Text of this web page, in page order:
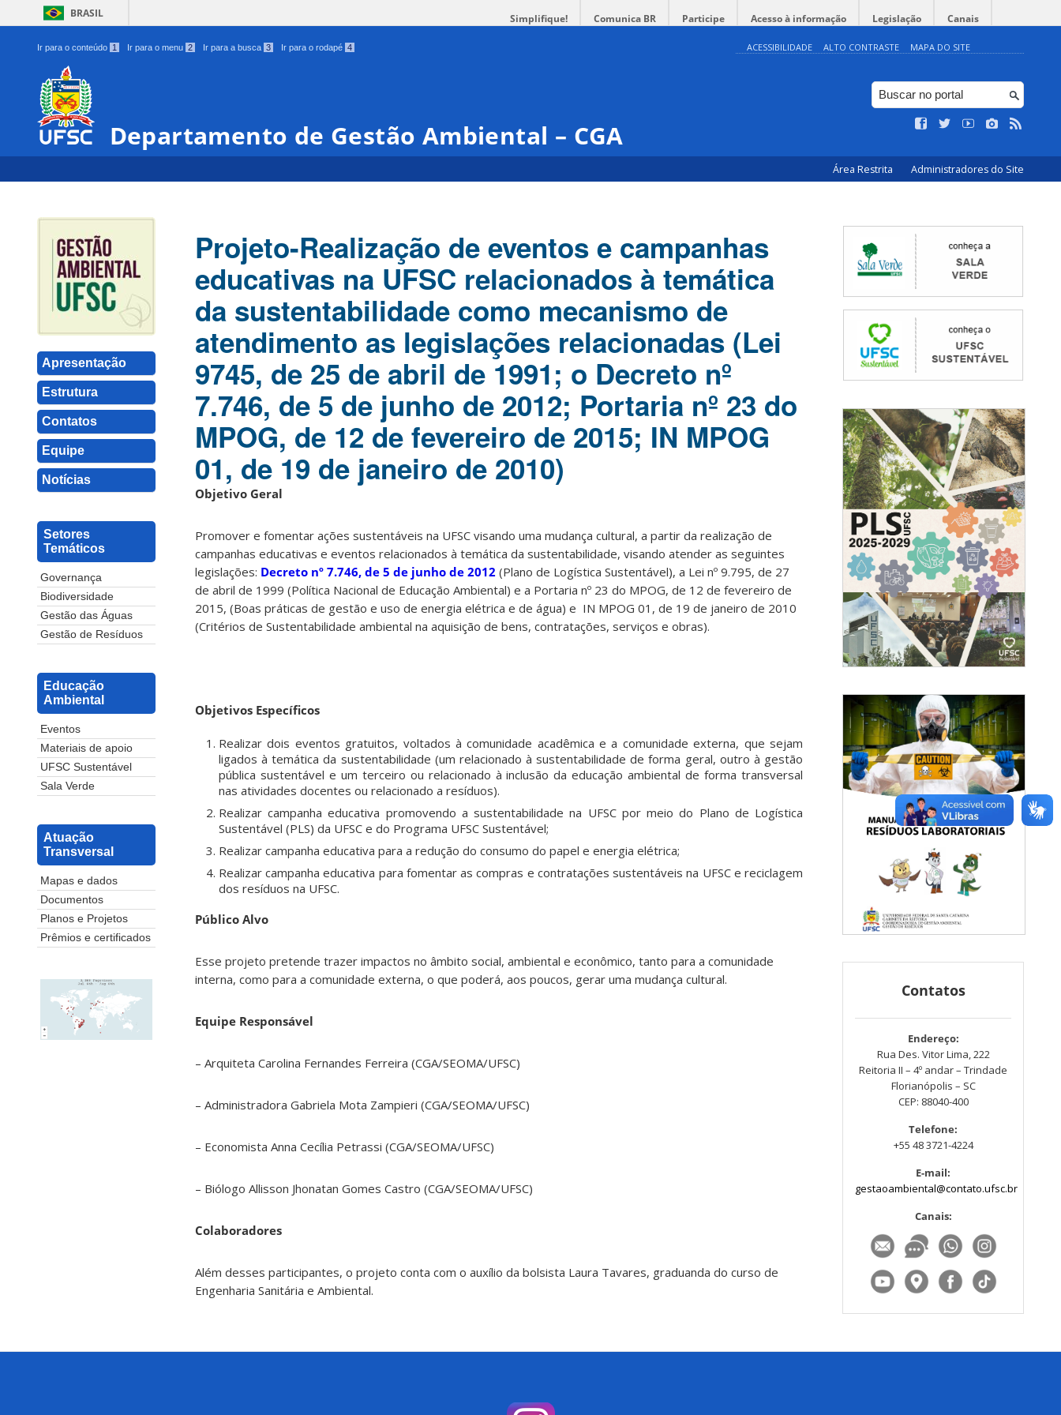
BRASIL Simplifique! Comunica BR Participe Acesso à informação Legislação Canais
Ir para o conteúdo 1 Ir para o menu 2 Ir para a busca 3 Ir para o rodapé 4 ACESSIBILIDADE ALTO CONTRASTE MAPA DO SITE
Departamento de Gestão Ambiental – CGA
Área Restrita Administradores do Site
Apresentação
Estrutura
Contatos
Equipe
Notícias
Setores
Temáticos
Governança
Biodiversidade
Gestão das Águas
Gestão de Resíduos
Educação
Ambiental
Eventos
Materiais de apoio
UFSC Sustentável
Sala Verde
Atuação
Transversal
Mapas e dados
Documentos
Planos e Projetos
Prêmios e certificados
Projeto-Realização de eventos e campanhas
educativas na UFSC relacionados à temática
da sustentabilidade como mecanismo de
atendimento as legislações relacionadas (Lei
9745, de 25 de abril de 1991; o Decreto nº
7.746, de 5 de junho de 2012; Portaria nº 23 do
MPOG, de 12 de fevereiro de 2015; IN MPOG
01, de 19 de janeiro de 2010)
Objetivo Geral
Promover e fomentar ações sustentáveis na UFSC visando uma mudança cultural, a partir da realização de
campanhas educativas e eventos relacionados à temática da sustentabilidade, visando atender as seguintes
legislações: Decreto nº 7.746, de 5 de junho de 2012 (Plano de Logística Sustentável), a Lei nº 9.795, de 27
de abril de 1999 (Política Nacional de Educação Ambiental) e a Portaria nº 23 do MPOG, de 12 de fevereiro de
2015, (Boas práticas de gestão e uso de energia elétrica e de água) e IN MPOG 01, de 19 de janeiro de 2010
(Critérios de Sustentabilidade ambiental na aquisição de bens, contratações, serviços e obras).
Objetivos Específicos
Realizar dois eventos gratuitos, voltados à comunidade acadêmica e a comunidade externa, que sejam
ligados à temática da sustentabilidade (um relacionado à sustentabilidade de forma geral, outro à gestão
pública sustentável e um terceiro ou relacionado à inclusão da educação ambiental de forma transversal
nas atividades docentes ou relacionado a resíduos).
Realizar campanha educativa promovendo a sustentabilidade na UFSC por meio do Plano de Logística
Sustentável (PLS) da UFSC e do Programa UFSC Sustentável;
Realizar campanha educativa para a redução do consumo do papel e energia elétrica;
Realizar campanha educativa para fomentar as compras e contratações sustentáveis na UFSC e reciclagem
dos resíduos na UFSC.
Público Alvo
Esse projeto pretende trazer impactos no âmbito social, ambiental e econômico, tanto para a comunidade
interna, como para a comunidade externa, o que poderá, aos poucos, gerar uma mudança cultural.
Equipe Responsável
– Arquiteta Carolina Fernandes Ferreira (CGA/SEOMA/UFSC)
– Administradora Gabriela Mota Zampieri (CGA/SEOMA/UFSC)
– Economista Anna Cecília Petrassi (CGA/SEOMA/UFSC)
– Biólogo Allisson Jhonatan Gomes Castro (CGA/SEOMA/UFSC)
Colaboradores
Além desses participantes, o projeto conta com o auxílio da bolsista Laura Tavares, graduanda do curso de
Engenharia Sanitária e Ambiental.
Contatos
Endereço:
Rua Des. Vitor Lima, 222
Reitoria II – 4º andar – Trindade
Florianópolis – SC
CEP: 88040-400
Telefone:
+55 48 3721-4224
E-mail:
gestaoambiental@contato.ufsc.br
Canais: